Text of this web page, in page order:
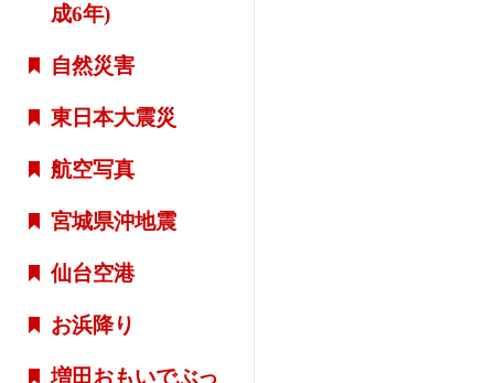
成6年)
自然災害
東日本大震災
航空写真
宮城県沖地震
仙台空港
お浜降り
増田おもいでぶっ